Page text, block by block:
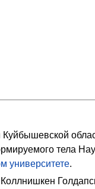
тела
университете.